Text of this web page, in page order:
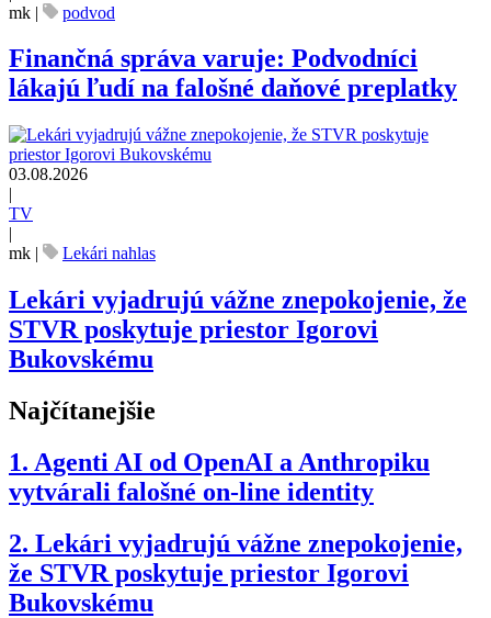
mk | podvod
Finančná správa varuje: Podvodníci
lákajú ľudí na falošné daňové preplatky
03.08.2026
|
TV
|
mk | Lekári nahlas
Lekári vyjadrujú vážne znepokojenie, že
STVR poskytuje priestor Igorovi
Bukovskému
Najčítanejšie
1. Agenti AI od OpenAI a Anthropiku
vytvárali falošné on-line identity
2. Lekári vyjadrujú vážne znepokojenie,
že STVR poskytuje priestor Igorovi
Bukovskému